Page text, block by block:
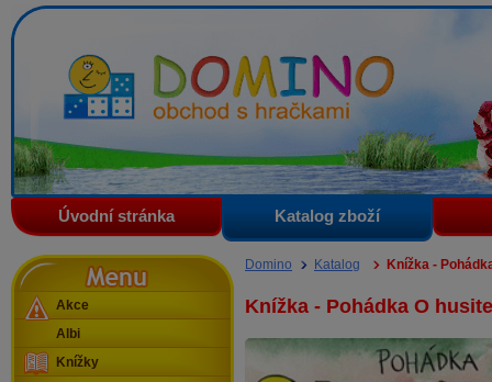
Domino - obchod s hračkami
Úvodní stránka Katalog zboží
Domino Katalog Knížka -
Knížka - Pohádka O
Menu
Akce
Albi
Knížky